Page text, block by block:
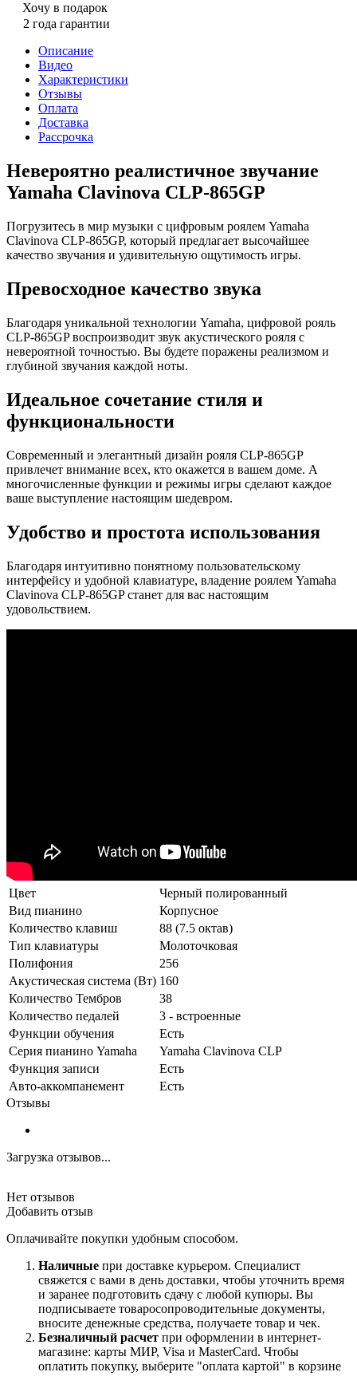
Хочу в подарок
2 года гарантии
Описание
Видео
Характеристики
Отзывы
Оплата
Доставка
Рассрочка
Невероятно реалистичное звучание
Yamaha Clavinova CLP-865GP
Погрузитесь в мир музыки с цифровым роялем Yamaha
Clavinova CLP-865GP, который предлагает высочайшее
качество звучания и удивительную ощутимость игры.
Превосходное качество звука
Благодаря уникальной технологии Yamaha, цифровой рояль
CLP-865GP воспроизводит звук акустического рояля с
невероятной точностью. Вы будете поражены реализмом и
глубиной звучания каждой ноты.
Идеальное сочетание стиля и
функциональности
Современный и элегантный дизайн рояля CLP-865GP
привлечет внимание всех, кто окажется в вашем доме. А
многочисленные функции и режимы игры сделают каждое
ваше выступление настоящим шедевром.
Удобство и простота использования
Благодаря интуитивно понятному пользовательскому
интерфейсу и удобной клавиатуре, владение роялем Yamaha
Clavinova CLP-865GP станет для вас настоящим
удовольствием.
Цвет
Черный полированный
Вид пианино
Корпусное
Количество клавиш
88 (7.5 октав)
Тип клавиатуры
Молоточковая
Полифония
256
Акустическая система (Вт) 160
Количество Тембров
38
Количество педалей
3 - встроенные
Функции обучения
Есть
Серия пианино Yamaha
Yamaha Clavinova CLP
Функция записи
Есть
Авто-аккомпанемент
Есть
Отзывы
Загрузка отзывов...
Нет отзывов
Добавить отзыв
Оплачивайте покупки удобным способом.
Наличные при доставке курьером. Специалист
свяжется с вами в день доставки, чтобы уточнить время
и заранее подготовить сдачу с любой купюры. Вы
подписываете товаросопроводительные документы,
вносите денежные средства, получаете товар и чек.
Безналичный расчет при оформлении в интернет-
магазине: карты МИР, Visa и MasterCard. Чтобы
оплатить покупку, выберите "оплата картой" в корзине